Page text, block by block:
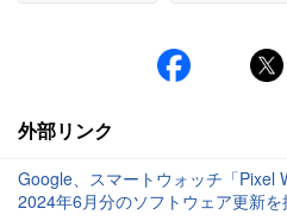
外部リンク
Google、スマートウォッチ「Pixel
2024年6月分のソフトウェア更新